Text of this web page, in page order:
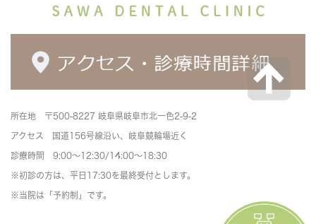
所在地 〒500-8227 岐阜県岐阜市北一色2-9-2
アクセス 国道156号線沿い、岐阜競輪場近く
診療時間 9:00～12:30/14:00～18:30
※初診の方は、平日17:30を最終受付とします。
※当院は「予約制」です。